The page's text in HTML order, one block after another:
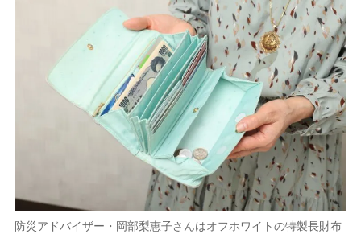
防災アドバイザー・岡部梨恵子さんはオフホワイトの特製長財布